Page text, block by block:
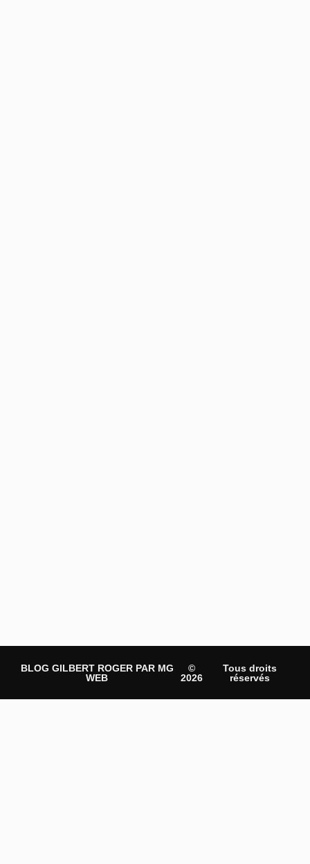
BLOG GILBERT ROGER PAR MG
WEB
©
2026
Tous droits
réservés